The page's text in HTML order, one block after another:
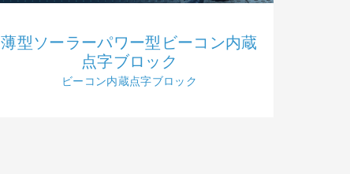
薄型ソーラーパワー型ビーコン内蔵
点字ブロック
ビーコン内蔵点字ブロック